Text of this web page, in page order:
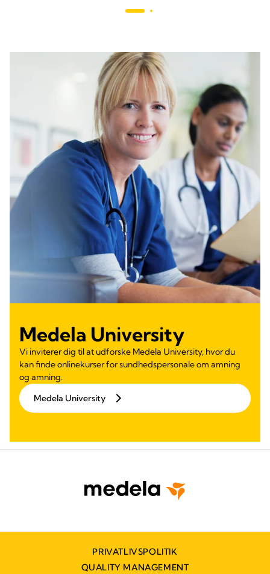
Medela University
Vi inviterer dig til at udforske Medela University, hvor du
kan finde onlinekurser for sundhedspersonale om amning
og amning.
Medela University
PRIVATLIVSPOLITIK
QUALITY MANAGEMENT